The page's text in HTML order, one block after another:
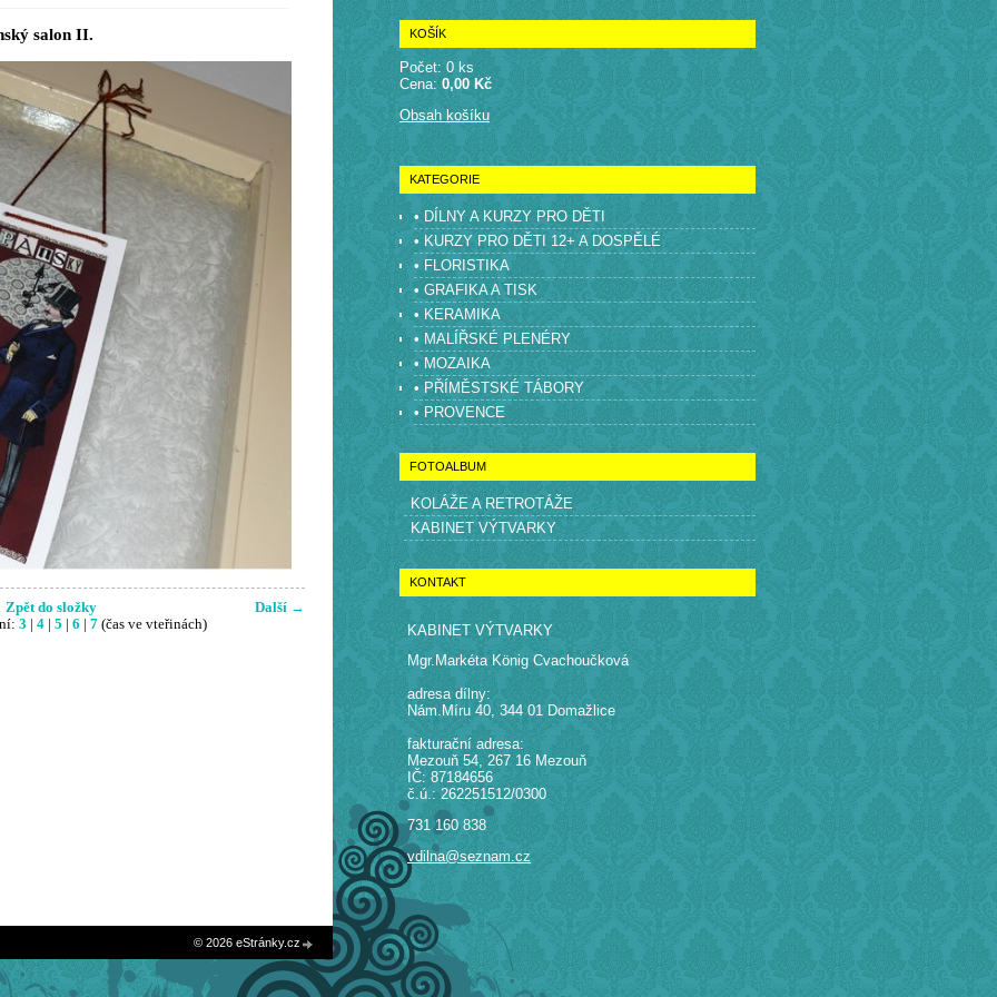
salon II.
Další →
Zpět do složky
3 4 5 6 7 (čas ve vteřinách)
KOŠÍK
Počet: 0 ks
Cena:0,00 Kč
Obsah košíku
KATEGORIE
• DÍLNY A KURZY PRO DĚTI
• KURZY PRO DĚTI 12+ A DOSPĚLÉ
• FLORISTIKA
• GRAFIKA A TISK
• KERAMIKA
• MALÍŘSKÉ PLENÉRY
• MOZAIKA
• PŘÍMĚSTSKÉ TÁBORY
• PROVENCE
FOTOALBUM
KOLÁŽE A RETROTÁŽE
KABINET VÝTVARKY
KONTAKT
KABINET VÝTVARKY
Mgr.Markéta König Cvachoučková
adresa dílny:
Nám.Míru 40, 344 01 Domažlice
fakturační adresa:
Mezouň 54, 267 16 Mezouň
IČ: 87184656
č.ú.: 262251512/0300
731 160 838
vdilna@seznam.cz
© 2026 eStránky.cz